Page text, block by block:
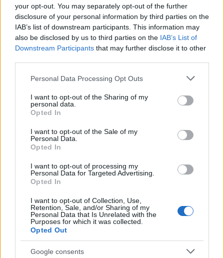
your opt-out. You may separately opt-out of the further
disclosure of your personal information by third parties on the
IAB’s list of downstream participants. This information may
also be disclosed by us to third parties on the IAB’s List of
Downstream Participants that may further disclose it to other
Please note that this website/app uses one or more Google
not limited to your visit or usage behaviour. You may click to
grant or deny consent to Google and its third-party tags to
use your data for below specified purposes in below Google
consent section.
Personal Data Processing Opt Outs
I want to opt-out of the Sharing of my
personal data.
Opted In
I want to opt-out of the Sale of my
Personal Data.
Opted In
I want to opt-out of processing my
Personal Data for Targeted Advertising.
Opted In
I want to opt-out of Collection, Use,
Retention, Sale, and/or Sharing of my
Personal Data that Is Unrelated with the
Purposes for which it was collected.
Opted Out
Google consents
Petrolio in calo: Brent a 88.9 dollari, ribassi diffusi tra le
Petrolio in calo: Brent a 91,82$, ribassi a due cifre per greggio
Andrea Innocenti · 5 Ago 2026